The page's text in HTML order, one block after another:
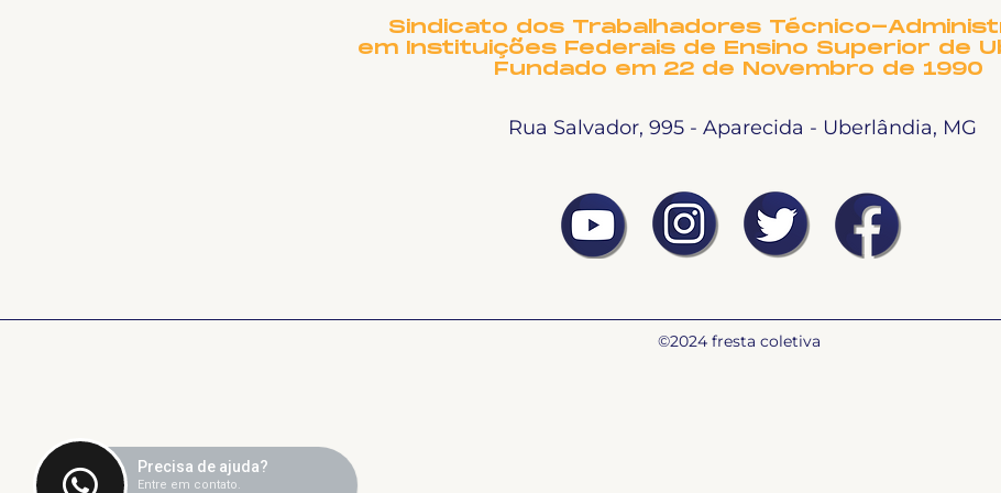
assédio e discriminação
na UFU: uma política
pela construção de
Sindicato dos Trabalhadores Técnico-
em Instituições Federais de Ensino Superior de
Fundado em 22 de Novembro de 1990
Rua Salvador, 995 - Aparecida - Uberlândia, MG
©2024 fresta coletiva
Precisa de ajuda?
Entre em contato.